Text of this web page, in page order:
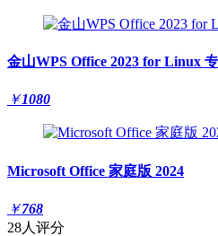
金山WPS Office 2023 for Linux
￥1080
Microsoft Office 家庭版 2024
￥768
28人评分